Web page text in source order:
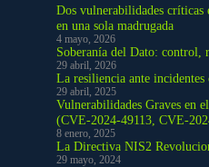
Dos vulnerabilidades críticas
en una sola madrugada
4 mayo, 2026
Soberanía del Dato: control,
29 abril, 2026
La resiliencia ante incidentes
29 abril, 2025
Vulnerabilidades Graves en
(CVE-2024-49113, CVE-
8 enero, 2025
La Directiva NIS2
29 mayo, 2024